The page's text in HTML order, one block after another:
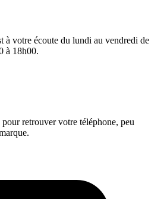
à votre écoute du lundi au vendredi de
à 18h00.
retrouver votre téléphone, peu